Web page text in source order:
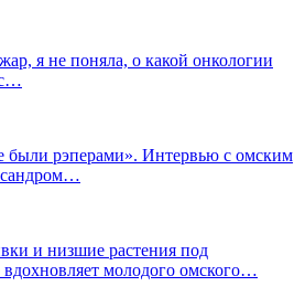
я не поняла, о какой онкологии
были рэперами». Интервью с омским
и низшие растения под
молодого омского…